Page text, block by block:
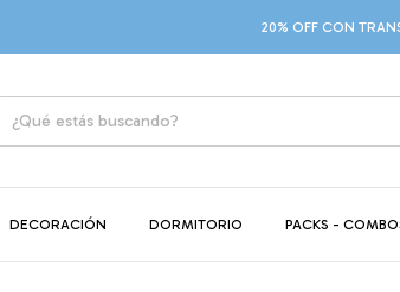
20% OFF CON
DECORACIÓN DORMITORIO PACKS -